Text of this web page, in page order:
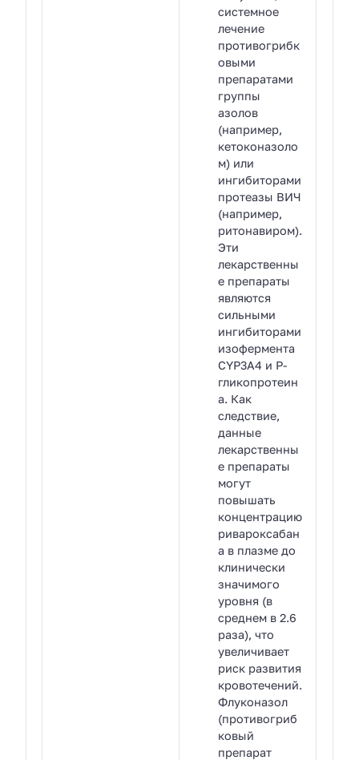
системное
лечение
противогрибк
овыми
препаратами
группы
азолов
(например,
кетоконазоло
м) или
ингибиторами
протеазы ВИЧ
(например,
ритонавиром).
Эти
лекарственны
е препараты
являются
сильными
ингибиторами
изофермента
CYP3A4 и Р-
гликопротеин
а. Как
следствие,
данные
лекарственны
е препараты
могут
повышать
концентрацию
ривароксабан
а в плазме до
клинически
значимого
уровня (в
среднем в 2.6
раза), что
увеличивает
риск развития
кровотечений.
Флуконазол
(противогриб
ковый
препарат